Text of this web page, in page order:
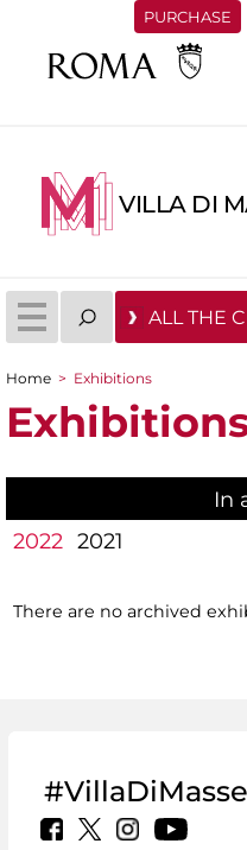
PURCHASE
VILLA DI
ALL THE
You are here
Home > Exhibitions
In
2022 2021
There are no archived